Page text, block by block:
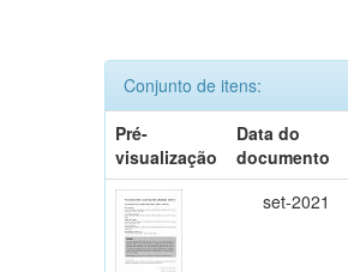
Conjunto de itens:
Pré-
visualização
Data do
documento
set-2021